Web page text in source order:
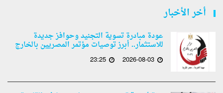
أخر الأخبار
عودة مبادرة تسوية التجنيد وحوافز جديدة
للاستثمار.. أبرز توصيات مؤتمر المصريين بالخارج
2026-08-03
23:25